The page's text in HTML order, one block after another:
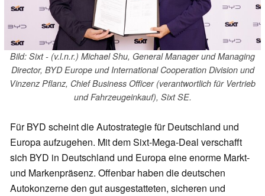
Bild: Sixt - (v.l.n.r.) Michael Shu, General Manager und Managing
Director, BYD Europe und International Cooperation Division und
Vinzenz Pflanz, Chief Business Officer (verantwortlich für Vertrieb
und Fahrzeugeinkauf), Sixt SE.
Für BYD scheint die Autostrategie für Deutschland und
Europa aufzugehen. Mit dem Sixt-Mega-Deal verschafft
sich BYD in Deutschland und Europa eine enorme Markt-
und Markenpräsenz. Offenbar haben die deutschen
Autokonzerne den gut ausgestatteten, sicheren und